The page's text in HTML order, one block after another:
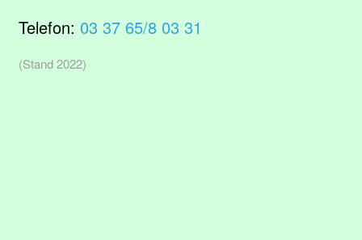
Telefon: 03 37 65/8 03 31
(Stand 2022)